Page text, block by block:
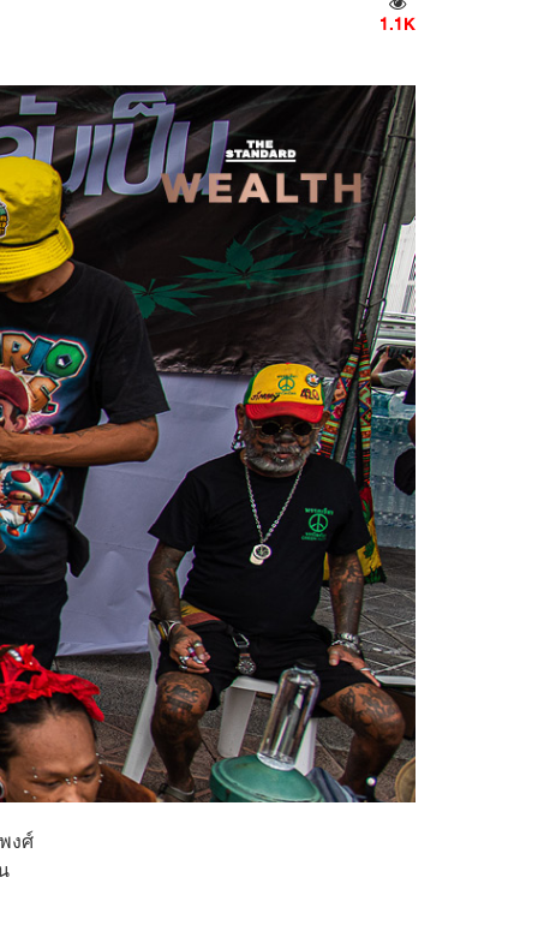
1.1K
งศ์